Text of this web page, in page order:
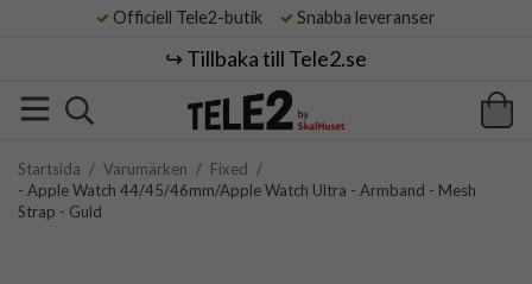
Officiell Tele2-butik Snabba leveranser
↪️ Tillbaka till Tele2.se
Startsida / Varumärken / Fixed /
- Apple Watch 44/45/46mm/Apple Watch Ultra - Armband - Mesh
Strap - Guld